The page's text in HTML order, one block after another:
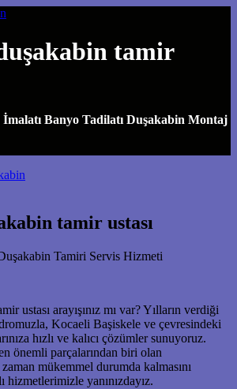
tamir
Banyo Tadilatı Duşakabin Montaj
tamir ustası
ustası arayışınız mı var? Yılların verdiği
Kocaeli Başiskele ve çevresindeki
hızlı ve kalıcı çözümler sunuyoruz.
önemli parçalarından biri olan
mükemmel durumda kalmasını
hizmetlerimizle yanınızdayız.